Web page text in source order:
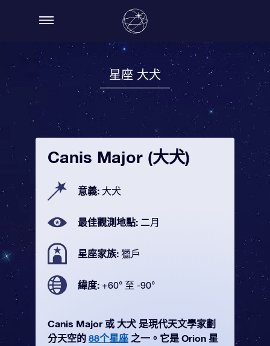
星座 大犬
Canis Major (大犬)
意義: 大犬
最佳觀測地點: 二月
星座家族: 獵戶
緯度: +60° 至 -90°
Canis Major 或 大犬 是現代天文學家劃
分天空的 88个星座 之一。它是 Orion 星